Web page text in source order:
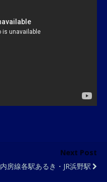
Next Post
内房線各駅あるき・JR浜野駅